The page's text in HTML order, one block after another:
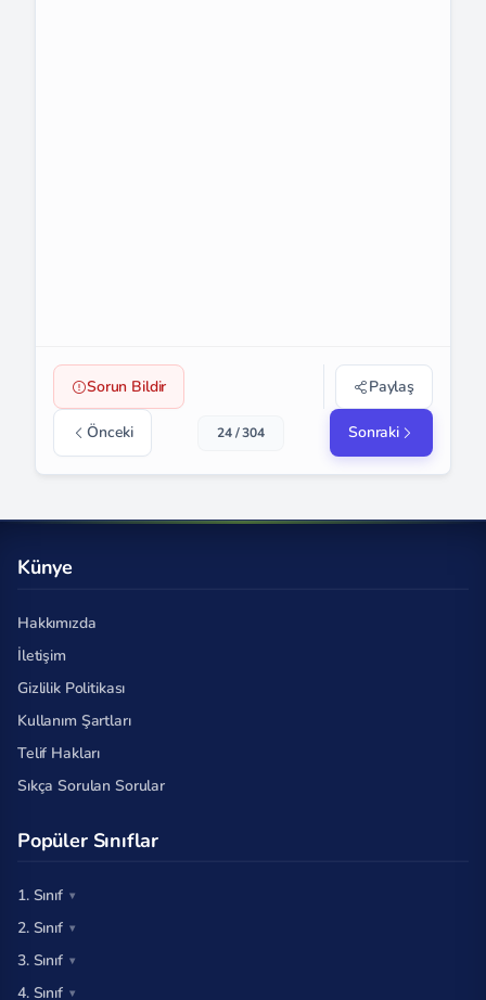
Sorun Bildir Paylaş
Önceki 24 / 304 Sonraki
Künye
Hakkımızda
İletişim
Gizlilik Politikası
Kullanım Şartları
Telif Hakları
Sıkça Sorulan Sorular
Popüler Sınıflar
1. Sınıf
2. Sınıf
3. Sınıf
4. Sınıf